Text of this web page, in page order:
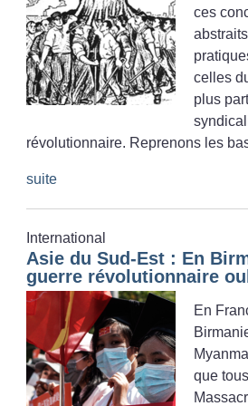
ces
celles
plus
révolutionnaire. Reprenons les
suite
International
Asie du Sud-Est : En
guerre révolutionnaire
En
que